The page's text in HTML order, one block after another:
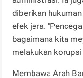
diberikan
efek jera.
bagaimana kita
melakukan
Membawa Arah